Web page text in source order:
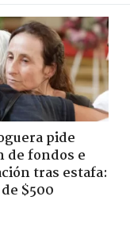
pide
de fondos e
tras estafa:
$500